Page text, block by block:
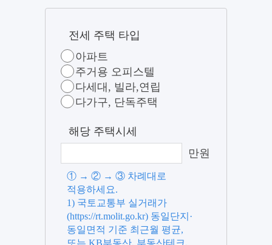
전세 주택 타입
아파트
주거용 오피스텔
다세대, 빌라,연립
다가구, 단독주택
해당 주택시세
만원
① → ② → ③ 차례대로
적용하세요.
1) 국토교통부 실거래가
(https://rt.molit.go.kr) 동일단지·
동일면적 기준 최근월 평균,